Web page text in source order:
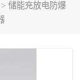
> 储能充放电防爆
动报警系统